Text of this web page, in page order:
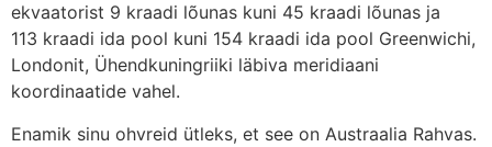
ekvaatorist 9 kraadi lõunas kuni 45 kraadi lõunas ja
113 kraadi ida pool kuni 154 kraadi ida pool Greenwichi,
Londonit, Ühendkuningriiki läbiva meridiaani
koordinaatide vahel.
Enamik sinu ohvreid ütleks, et see on Austraalia Rahvas.